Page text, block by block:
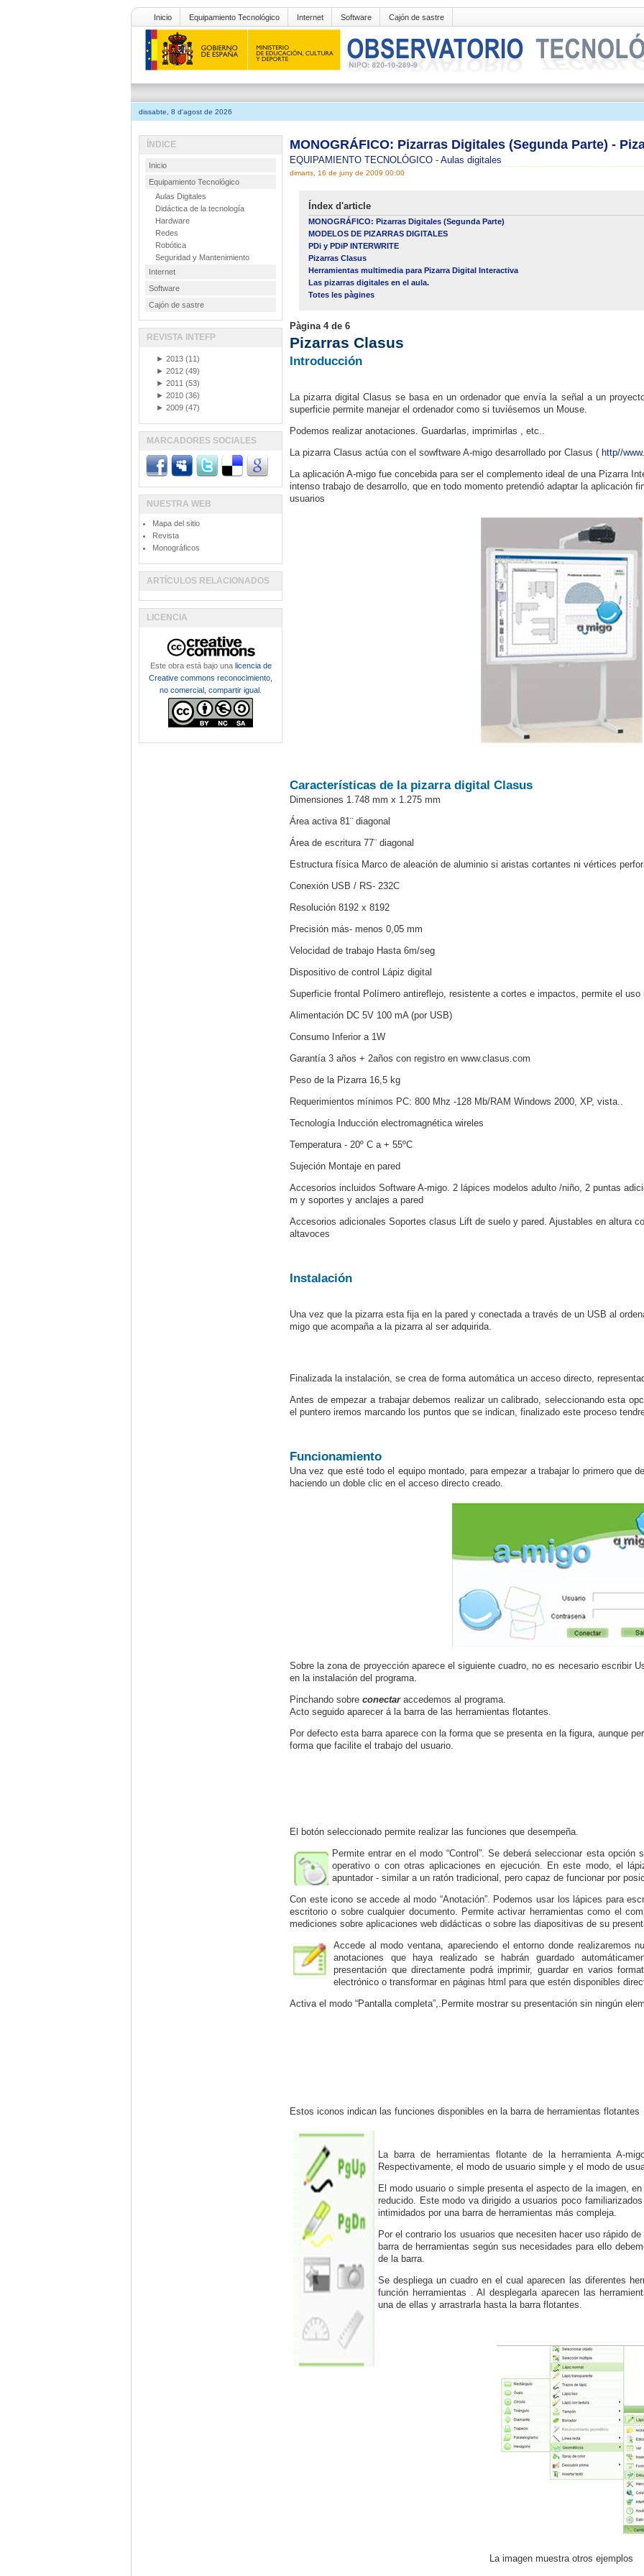
Inicio Equipamiento Tecnológico Internet Software Cajón de sastre
dissabte, 8 d'agost de 2026
MONOGRÁFICO: Pizarras Digitales (Segunda Parte) -
EQUIPAMIENTO TECNOLÓGICO - Aulas digitales
dimarts, 16 de juny de 2009 00:00
Índex d'article
MONOGRÁFICO: Pizarras Digitales (Segunda Parte)
MODELOS DE PIZARRAS DIGITALES
PDi y PDiP INTERWRITE
Pizarras Clasus
Herramientas multimedia para Pizarra Digital Interactiva
Las pizarras digitales en el aula.
Totes les pàgines
Pàgina 4 de 6
Pizarras Clasus
Introducción
La pizarra digital Clasus se basa en un ordenador que envía la señal a un
superficie permite manejar el ordenador como si tuviésemos un Mouse.
Podemos realizar anotaciones. Guardarlas, imprimirlas , etc..
La pizarra Clasus actúa con el sowftware A-migo desarrollado por Clasus ( http//
La aplicación A-migo fue concebida para ser el complemento ideal de una Pizarra
intenso trabajo de desarrollo, que en todo momento pretendió adaptar la aplicación
usuarios
Características de la pizarra digital Clasus
Dimensiones 1.748 mm x 1.275 mm
Área activa 81¨ diagonal
Área de escritura 77¨ diagonal
Estructura física Marco de aleación de aluminio si aristas cortantes ni vértices
Conexión USB / RS- 232C
Resolución 8192 x 8192
Precisión más- menos 0,05 mm
Velocidad de trabajo Hasta 6m/seg
Dispositivo de control Lápiz digital
Superficie frontal Polímero antireflejo, resistente a cortes e impactos, permite el uso
Alimentación DC 5V 100 mA (por USB)
Consumo Inferior a 1W
Garantía 3 años + 2años con registro en www.clasus.com
Peso de la Pizarra 16,5 kg
Requerimientos mínimos PC: 800 Mhz -128 Mb/RAM Windows 2000, XP, vista..
Tecnología Inducción electromagnética wireles
Temperatura - 20º C a + 55ºC
Sujeción Montaje en pared
Accesorios incluidos Software A-migo. 2 lápices modelos adulto /niño, 2 puntas
m y soportes y anclajes a pared
Accesorios adicionales Soportes clasus Lift de suelo y pared. Ajustables en altura
altavoces
Instalación
Una vez que la pizarra esta fija en la pared y conectada a través de un USB al
migo que acompaña a la pizarra al ser adquirida.
Finalizada la instalación, se crea de forma automática un acceso directo,
Antes de empezar a trabajar debemos realizar un calibrado, seleccionando esta
el puntero iremos marcando los puntos que se indican, finalizado este proceso
Funcionamiento
Una vez que esté todo el equipo montado, para empezar a trabajar lo primero que
haciendo un doble clic en el acceso directo creado.
Sobre la zona de proyección aparece el siguiente cuadro, no es necesario escribir
en la instalación del programa.
Pinchando sobre conectaraccedemos al programa.
Acto seguido aparecer á la barra de las herramientas flotantes.
Por defecto esta barra aparece con la forma que se presenta en la figura, aunque
forma que facilite el trabajo del usuario.
El botón seleccionado permite realizar las funciones que desempeña.
Permite entrar en el modo “Control”. Se deberá seleccionar esta
operativo o con otras aplicaciones en ejecución. En este modo, el
apuntador - similar a un ratón tradicional, pero capaz de funcionar por
Con este icono se accede al modo “Anotación”. Podemos usar los lápices para
escritorio o sobre cualquier documento. Permite activar herramientas como el
mediciones sobre aplicaciones web didácticas o sobre las diapositivas de su
Accede al modo ventana, apareciendo el entorno donde realizaremos
anotaciones que haya realizado se habrán guardado
presentación que directamente podrá imprimir, guardar en varios
electrónico o transformar en páginas html para que estén disponibles
Activa el modo “Pantalla completa”,.Permite mostrar su presentación sin ningún
Estos iconos indican las funciones disponibles en la barra de herramientas flotantes
La barra de herramientas flotante de la herramienta A-
Respectivamente, el modo de usuario simple y el modo de
El modo usuario o simple presenta el aspecto de la imagen,
reducido. Este modo va dirigido a usuarios poco
intimidados por una barra de herramientas más compleja.
Por el contrario los usuarios que necesiten hacer uso rápido
barra de herramientas según sus necesidades para ello
de la barra.
Se despliega un cuadro en el cual aparecen las diferentes
función herramientas . Al desplegarla aparecen las
una de ellas y arrastrarla hasta la barra flotantes.
La imagen muestra otros ejemplos
ÍNDICE
Inicio
Equipamiento Tecnológico
Aulas Digitales
Didáctica de la tecnología
Hardware
Redes
Robótica
Seguridad y Mantenimiento
Internet
Software
Cajón de sastre
REVISTA INTEFP
► 2013 (11)
► 2012 (49)
► 2011 (53)
► 2010 (36)
► 2009 (47)
MARCADORES SOCIALES
NUESTRA WEB
Mapa del sitio
Revista
Monográficos
ARTÍCULOS RELACIONADOS
LICENCIA
Este obra está bajo una licencia de
Creative commons reconocimiento,
no comercial, compartir igual